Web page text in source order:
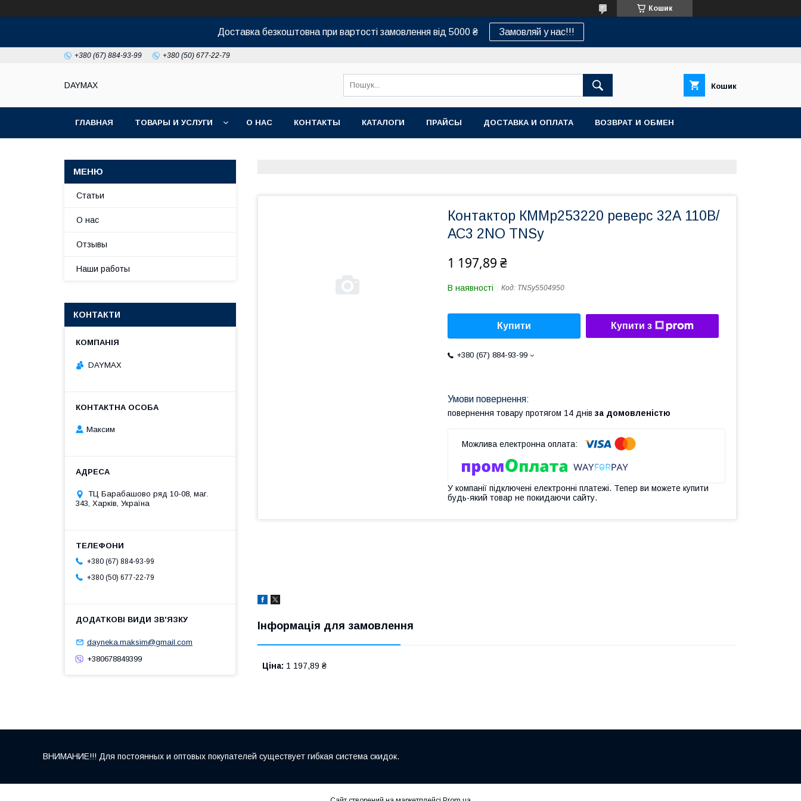
Кошик
Доставка безкоштовна при вартості замовлення від 5000 ₴ Замовляй у нас!!!
+380 (67) 884-93-99 +380 (50) 677-22-79
DAYMAX Кошик
ГЛАВНАЯ ТОВАРЫ И УСЛУГИ О НАС КОНТАКТЫ КАТАЛОГИ ПРАЙСЫ ДОСТАВКА И ОПЛАТА ВОЗВРАТ И ОБМЕН
Контактор КММр253220 реверс 32А 110В/
АС3 2NO TNSy
1 197,89 ₴
В наявності Код: TNSy5504950
Купити Купити з
+380 (67) 884-93-99
повернення товару протягом 14 днів за домовленістю
У компанії підключені електронні платежі. Тепер ви можете купити
будь-який товар не покидаючи сайту.
Інформація для замовлення
Ціна: 1 197,89 ₴
Статьи
О нас
Отзывы
Наши работы
КОНТАКТИ
DAYMAX
Максим
ТЦ Барабашово ряд 10-08, маг.
343, Харків, Україна
+380 (67) 884-93-99
+380 (50) 677-22-79
dayneka.maksim@gmail.com
+380678849399
ВНИМАНИЕ!!! Для постоянных и оптовых покупателей существует гибкая система скидок.